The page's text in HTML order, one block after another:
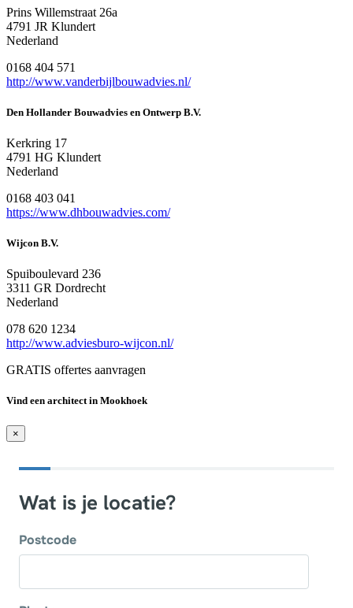
Prins Willemstraat 26a
4791 JR Klundert
Nederland
0168 404 571
http://www.vanderbijlbouwadvies.nl/
Den Hollander Bouwadvies en Ontwerp B.V.
Kerkring 17
4791 HG Klundert
Nederland
0168 403 041
https://www.dhbouwadvies.com/
Wijcon B.V.
Spuiboulevard 236
3311 GR Dordrecht
Nederland
078 620 1234
http://www.adviesburo-wijcon.nl/
GRATIS offertes aanvragen
Vind een architect in Mookhoek
×